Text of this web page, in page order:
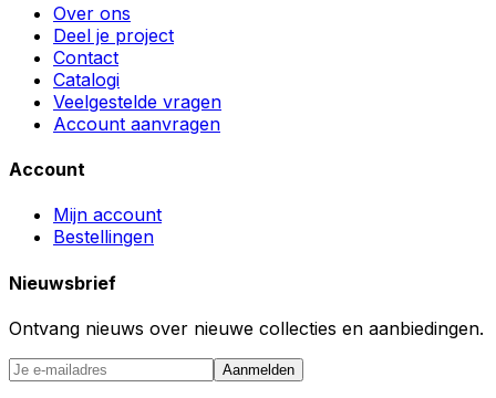
Over ons
Deel je project
Contact
Catalogi
Veelgestelde vragen
Account aanvragen
Account
Mijn account
Bestellingen
Nieuwsbrief
Ontvang nieuws over nieuwe collecties en aanbiedingen.
Aanmelden